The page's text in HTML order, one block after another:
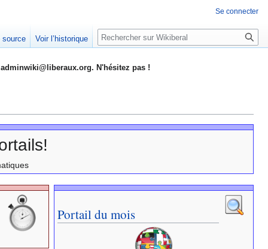
N'hésitez pas !
Portail du mois
Se connecter
source Voir l’historique Rechercher